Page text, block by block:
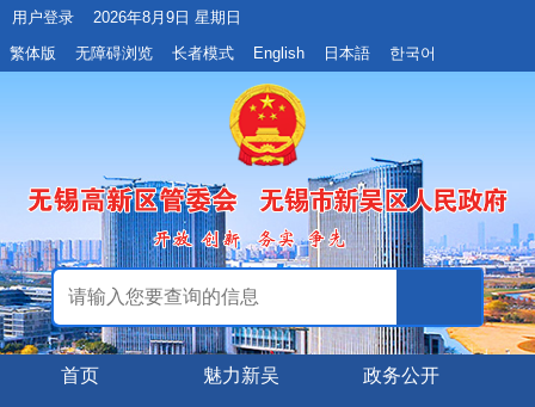
用户登录
2026年8月9日 星期日
繁体版
无障碍浏览 长者模式 English 日本語 한국어
首页 魅力新吴 政务公开